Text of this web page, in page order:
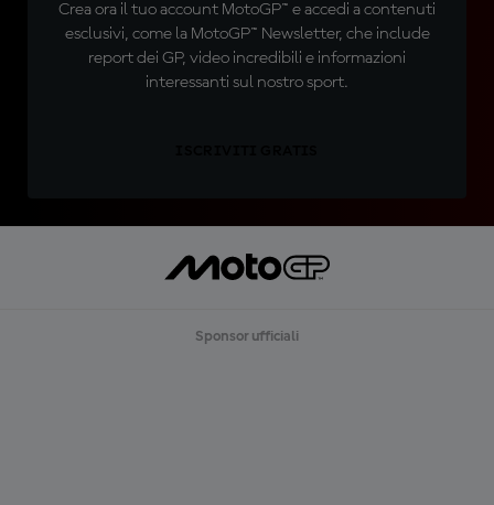
Crea ora il tuo account MotoGP™ e accedi a contenuti
esclusivi, come la MotoGP™ Newsletter, che include
report dei GP, video incredibili e informazioni
interessanti sul nostro sport.
Sponsor ufficiali